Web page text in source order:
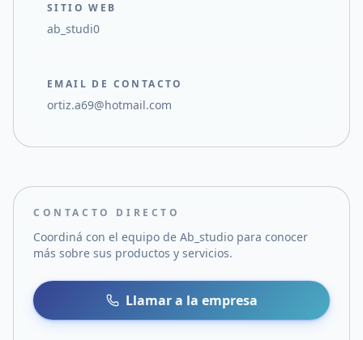
SITIO WEB
ab_studi0
EMAIL DE CONTACTO
ortiz.a69@hotmail.com
CONTACTO DIRECTO
Coordiná con el equipo de Ab_studio para conocer
más sobre sus productos y servicios.
Llamar a la empresa